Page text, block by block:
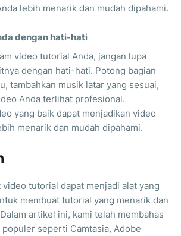
lebih menarik dan mudah dipahami.
dengan hati-hati
video tutorial Anda, jangan lupa
dengan hati-hati. Potong bagian
tambahkan musik latar yang sesuai,
Anda terlihat profesional.
yang baik dapat menjadikan video
menarik dan mudah dipahami.
tutorial dapat menjadi alat yang
membuat tutorial yang menarik dan
artikel ini, kami telah membahas
seperti Camtasia, Adobe